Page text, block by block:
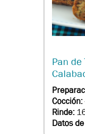
Pan de
Cocción:
Rinde:
Datos